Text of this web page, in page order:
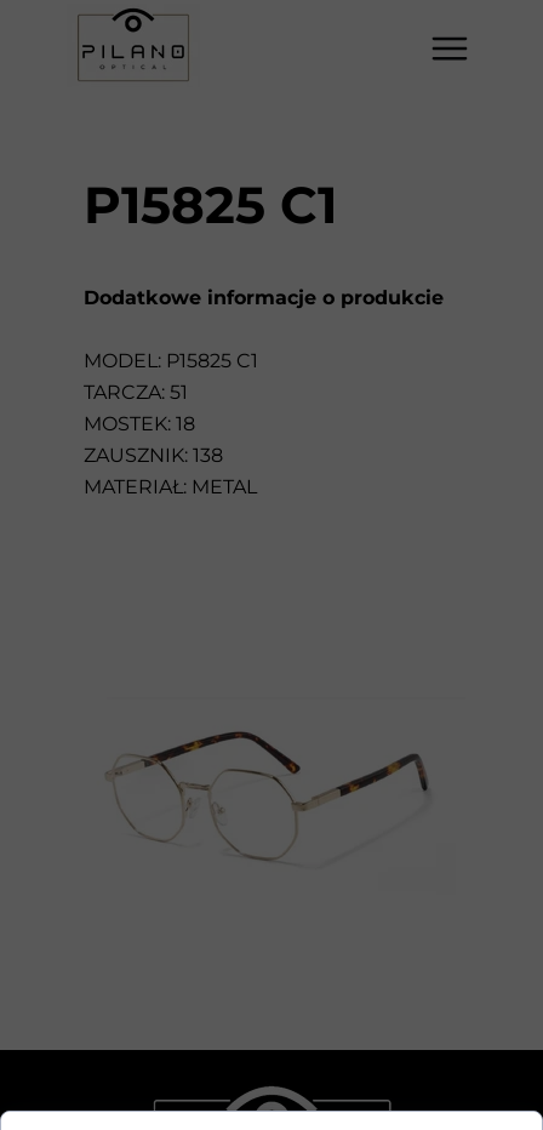
Dodatkowe informacje o produkcie
MODEL: P15825 C1
TARCZA: 51
MOSTEK: 18
ZAUSZNIK: 138
MATERIAŁ: METAL
P15825 C1